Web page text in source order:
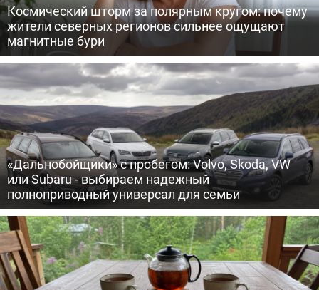
Космический шторм за полярным кругом: почему
жители северных регионов сильнее ощущают
магнитные бури
«Дальнобойщики» с пробегом: Volvo, Skoda, VW
или Subaru - выбираем надежный
полноприводный универсал для семьи